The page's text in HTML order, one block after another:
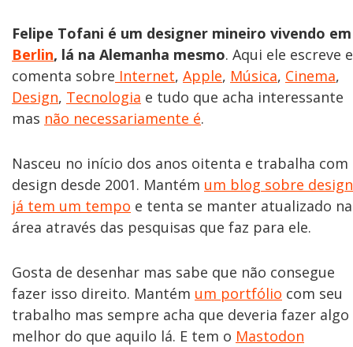
Felipe Tofani é um designer mineiro vivendo em
Berlin, lá na Alemanha mesmo. Aqui ele escreve e
comenta sobre Internet, Apple, Música, Cinema,
Design, Tecnologia e tudo que acha interessante
mas não necessariamente é.
Nasceu no início dos anos oitenta e trabalha com
design desde 2001. Mantém um blog sobre design
já tem um tempo e tenta se manter atualizado na
área através das pesquisas que faz para ele.
Gosta de desenhar mas sabe que não consegue
fazer isso direito. Mantém um portfólio com seu
trabalho mas sempre acha que deveria fazer algo
melhor do que aquilo lá. E tem o Mastodon